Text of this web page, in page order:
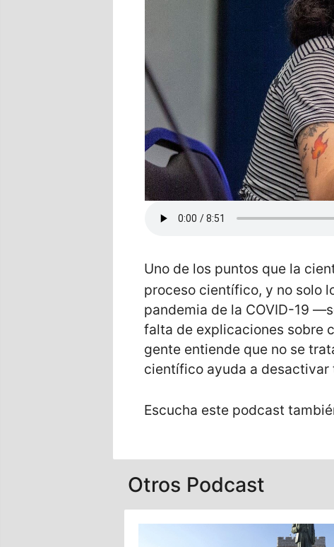
Uno de los puntos que la
proceso científico, y no solo
pandemia de la COVID-19
falta de explicaciones sobre
gente entiende que no se
científico ayuda a
Escucha este podcast
Otros Podcast